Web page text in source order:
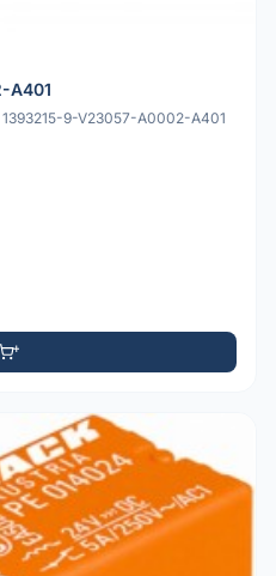
A401
9-V23057-A0002-A401